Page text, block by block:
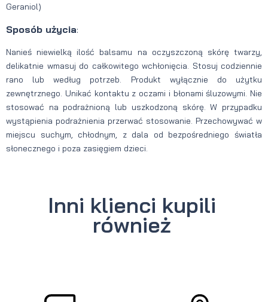
Geraniol)
Sposób użycia:
Nanieś niewielką ilość balsamu na oczyszczoną skórę twarzy,
delikatnie wmasuj do całkowitego wchłonięcia. Stosuj codziennie
rano lub według potrzeb. Produkt wyłącznie do użytku
zewnętrznego. Unikać kontaktu z oczami i błonami śluzowymi. Nie
stosować na podrażnioną lub uszkodzoną skórę. W przypadku
wystąpienia podrażnienia przerwać stosowanie. Przechowywać w
miejscu suchym, chłodnym, z dala od bezpośredniego światła
słonecznego i poza zasięgiem dzieci.
Inni klienci kupili
również